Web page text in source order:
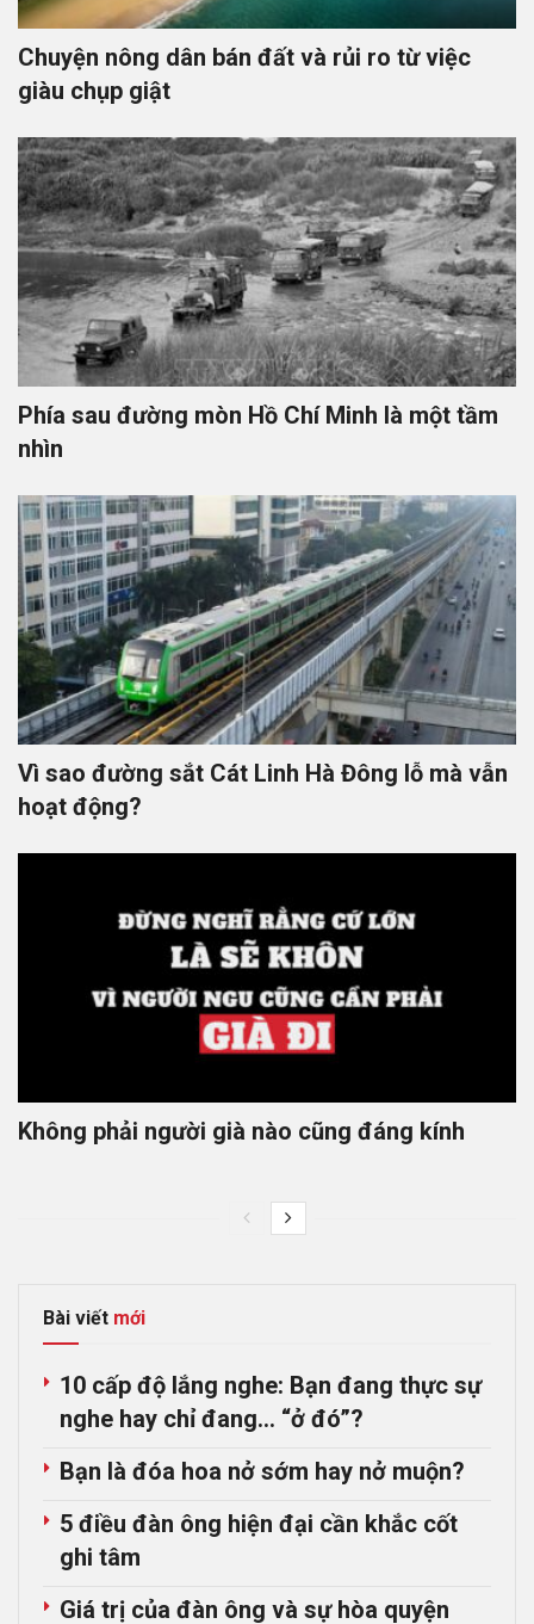
Chuyện nông dân bán đất và rủi ro từ việc
giàu chụp giật
Phía sau đường mòn Hồ Chí Minh là một tầm
nhìn
Vì sao đường sắt Cát Linh Hà Đông lỗ mà vẫn
hoạt động?
Không phải người già nào cũng đáng kính
Bài viết mới
10 cấp độ lắng nghe: Bạn đang thực sự
nghe hay chỉ đang… “ở đó”?
Bạn là đóa hoa nở sớm hay nở muộn?
5 điều đàn ông hiện đại cần khắc cốt
ghi tâm
Giá trị của đàn ông và sự hòa quyện